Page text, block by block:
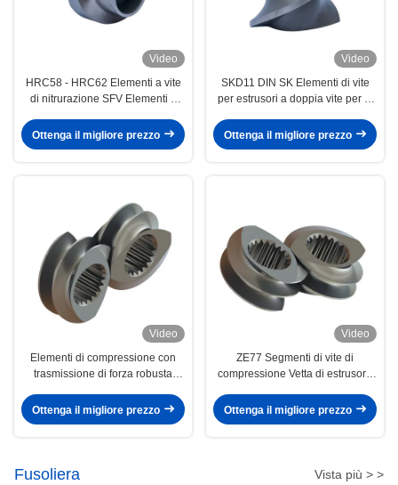
Video
HRC58 - HRC62 Elementi a vite
di nitrurazione SFV Elementi a
vite doppie
Ottenga il migliore prezzo
Video
SKD11 DIN SK Elementi di vite
per estrusori a doppia vite per la
macchina di estrusori in plastica
Ottenga il migliore prezzo
Video
Elementi di compressione con
trasmissione di forza robusta
Ottenga il migliore prezzo
Video
ZE77 Segmenti di vite di
compressione Vetta di estrusore
pelletizzatore
Ottenga il migliore prezzo
Fusoliera Vista più > >